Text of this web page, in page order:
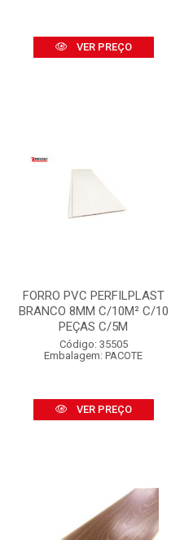
VER PREÇO
FORRO PVC PERFILPLAST
BRANCO 8MM C/10M² C/10
PEÇAS C/5M
Código: 35505
Embalagem: PACOTE
VER PREÇO